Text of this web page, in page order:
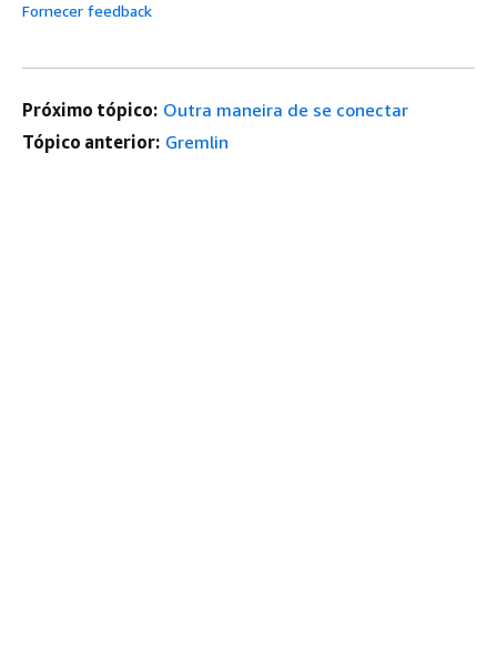
Fornecer feedback
Próximo tópico: Outra maneira de se conectar
Tópico anterior: Gremlin